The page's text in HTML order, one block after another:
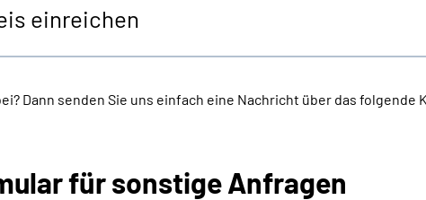
einreichen
Dann senden Sie uns einfach eine Nachricht über das folgende
für sonstige Anfragen